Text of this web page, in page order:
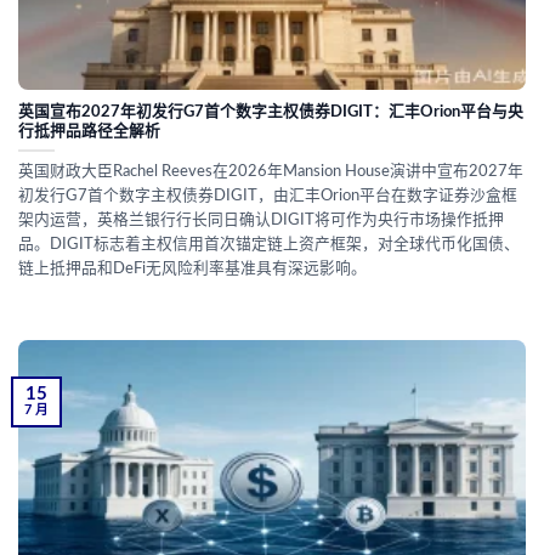
英国宣布2027年初发行G7首个数字主权债券DIGIT：汇丰Orion平台与央
行抵押品路径全解析
英国财政大臣Rachel Reeves在2026年Mansion House演讲中宣布2027年
初发行G7首个数字主权债券DIGIT，由汇丰Orion平台在数字证券沙盒框
架内运营，英格兰银行行长同日确认DIGIT将可作为央行市场操作抵押
品。DIGIT标志着主权信用首次锚定链上资产框架，对全球代币化国债、
链上抵押品和DeFi无风险利率基准具有深远影响。
15
7 月